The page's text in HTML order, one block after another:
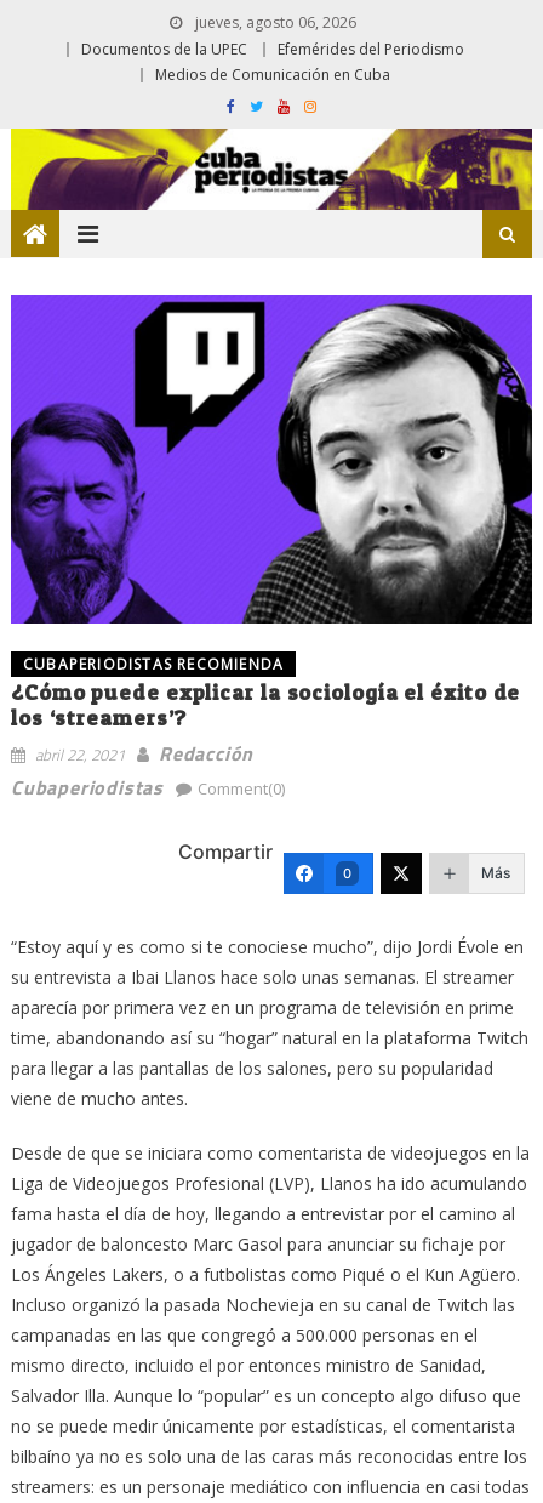
jueves, agosto 06, 2026
Documentos de la UPEC
Efemérides del Periodismo
Medios de Comunicación en Cuba
CUBAPERIODISTAS RECOMIENDA
¿Cómo puede explicar la sociología el éxito de
los ‘streamers’?
abril 22, 2021
Redacción
Cubaperiodistas
Comment(0)
Compartir
0 Más
“Estoy aquí y es como si te conociese mucho”, dijo Jordi Évole en
su entrevista a Ibai Llanos hace solo unas semanas. El streamer
aparecía por primera vez en un programa de televisión en prime
time, abandonando así su “hogar” natural en la plataforma Twitch
para llegar a las pantallas de los salones, pero su popularidad
viene de mucho antes.
Desde de que se iniciara como comentarista de videojuegos en la
Liga de Videojuegos Profesional (LVP), Llanos ha ido acumulando
fama hasta el día de hoy, llegando a entrevistar por el camino al
jugador de baloncesto Marc Gasol para anunciar su fichaje por
Los Ángeles Lakers, o a futbolistas como Piqué o el Kun Agüero.
Incluso organizó la pasada Nochevieja en su canal de Twitch las
campanadas en las que congregó a 500.000 personas en el
mismo directo, incluido el por entonces ministro de Sanidad,
Salvador Illa. Aunque lo “popular” es un concepto algo difuso que
no se puede medir únicamente por estadísticas, el comentarista
bilbaíno ya no es solo una de las caras más reconocidas entre los
streamers: es un personaje mediático con influencia en casi todas